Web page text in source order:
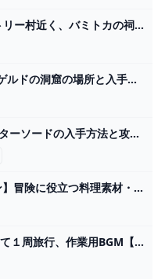
ティアキンのウオトリー村近く、バミトカの祠があるダスキーダ山の洞窟をいくら探... - Yahoo!知恵袋
【ティアキン】︎南ゲルドの洞窟の場所と入手アイテム【ゼルダの伝説ティアーズオブザキングダム】 - 神ゲー攻略
【ティアキン】マスターソードの入手方法と攻撃力(威力・性能)｜スクラビルドや覚醒について ワイトのゲーム案内所
ゼルダの伝説【ティアキン】冒険に役立つ料理素材・群生地まとめ～地上編～
【ゼルダの伝説TotK】白龍に乗って１周旅行、作業用BGM【ティアーズオブザキングダム】 - YouTube